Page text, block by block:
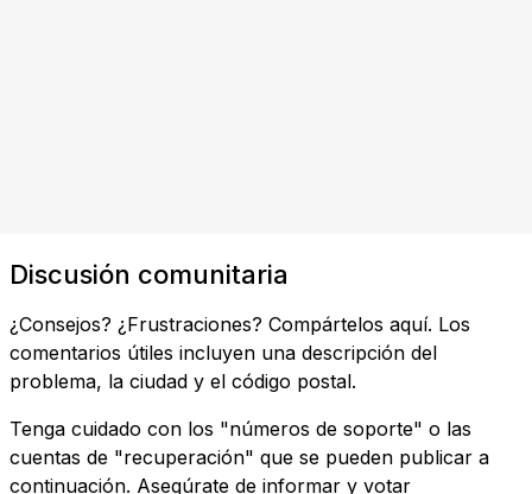
Discusión comunitaria
¿Consejos? ¿Frustraciones? Compártelos aquí. Los
comentarios útiles incluyen una descripción del
problema, la ciudad y el código postal.
Tenga cuidado con los "números de soporte" o las
cuentas de "recuperación" que se pueden publicar a
continuación. Asegúrate de informar y votar